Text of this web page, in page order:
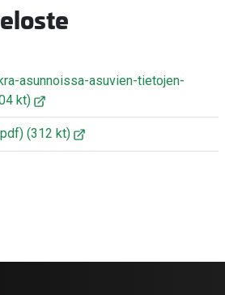
asunnoissa-asuvien-tietojen-
kt)
(312 kt)